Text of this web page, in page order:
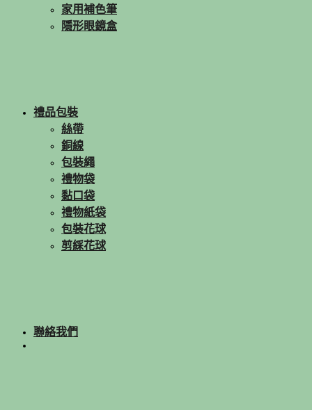
家用補色筆
隱形眼鏡盒
禮品包裝
絲帶
銅線
包裝繩
禮物袋
黏口袋
禮物紙袋
包裝花球
剪綵花球
聯絡我們